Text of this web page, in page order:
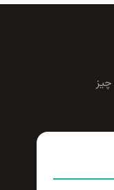
چيز